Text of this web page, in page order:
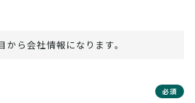
から会社情報になります。
必須